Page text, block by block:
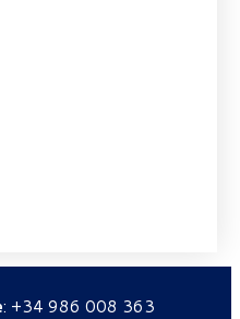
: +34 986 008 363